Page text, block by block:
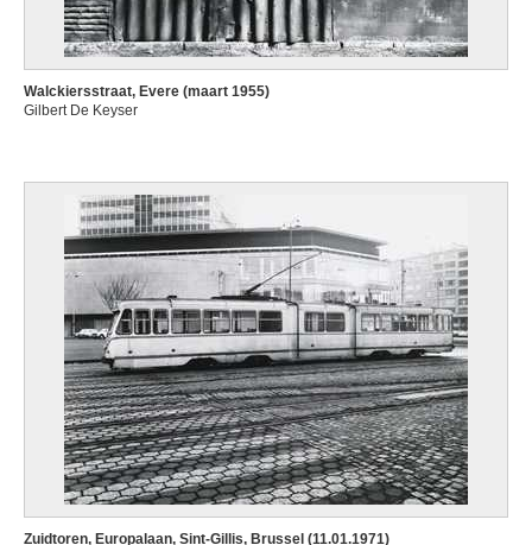
Walckiersstraat, Evere (maart 1955)
Gilbert De Keyser
Zuidtoren, Europalaan, Sint-Gillis, Brussel (11.01.1971)